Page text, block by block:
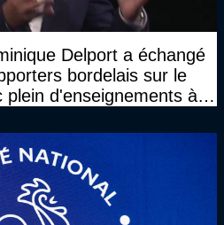
Delport a échangé
bordelais sur le
d'enseignements à la